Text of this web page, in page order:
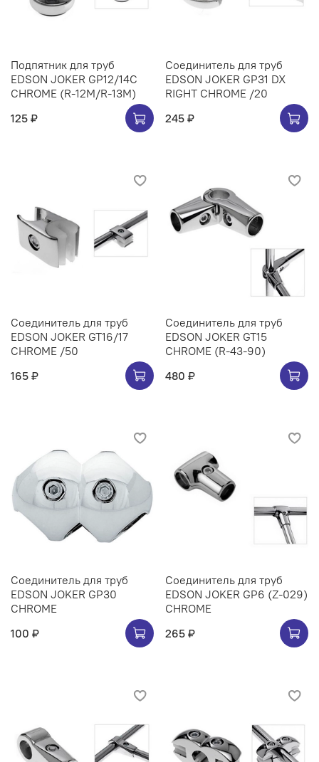
Подпятник для труб
EDSON JOKER GP12/14C
CHROME (R-12M/R-13M)
125 ₽
Соединитель для труб
EDSON JOKER GP31 DX
RIGHT CHROME /20
245 ₽
Соединитель для труб
EDSON JOKER GT16/17
CHROME /50
165 ₽
Соединитель для труб
EDSON JOKER GT15
CHROME (R-43-90)
480 ₽
Соединитель для труб
EDSON JOKER GP30
CHROME
100 ₽
Соединитель для труб
EDSON JOKER GP6 (Z-029)
CHROME
265 ₽